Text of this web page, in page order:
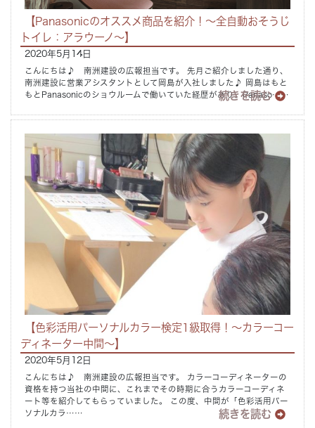
【Panasonicのオススメ商品を紹介！～全自動おそうじ
トイレ：アラウーノ～】
2020年5月14日
こんにちは♪ 南洲建設の広報担当です。 先月ご紹介しました通り、
南洲建設に営業アシスタントとして岡島が入社しました♪ 岡島はもと
もとPanasonicのショウルームで働いていた経歴があり、Panaso……
続きを読む
【色彩活用パーソナルカラー検定1級取得！～カラーコー
ディネーター中間～】
2020年5月12日
こんにちは♪ 南洲建設の広報担当です。 カラーコーディネーターの
資格を持つ当社の中間に、これまでその時期に合うカラーコーディネ
ート等を紹介してもらっていました。 この度、中間が「色彩活用パー
ソナルカラ……
続きを読む